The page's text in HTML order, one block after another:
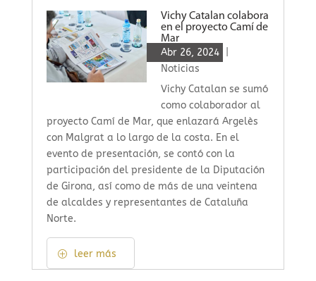
Vichy Catalan colabora
en el proyecto Camí de
Mar
Abr 26, 2024
Noticias
Vichy Catalan se sumó
como colaborador al
proyecto Camí de Mar, que enlazará Argelès
con Malgrat a lo largo de la costa. En el
evento de presentación, se contó con la
participación del presidente de la Diputación
de Girona, así como de más de una veintena
de alcaldes y representantes de Cataluña
Norte.
leer más